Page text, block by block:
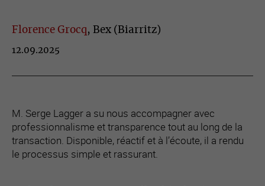
Florence Grocq, Bex (Biarritz)
12.09.2025
M. Serge Lagger a su nous accompagner avec
professionnalisme et transparence tout au long de la
transaction. Disponible, réactif et à l’écoute, il a rendu
le processus simple et rassurant.